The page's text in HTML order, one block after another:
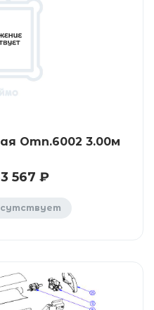
Omn.6002 3.00м
567 ₽